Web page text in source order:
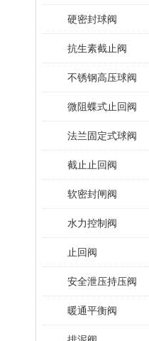
硬密封球阀
抗生素截止阀
不锈钢高压球阀
微阻蝶式止回阀
法兰固定式球阀
截止止回阀
软密封闸阀
水力控制阀
止回阀
安全泄压持压阀
暖通平衡阀